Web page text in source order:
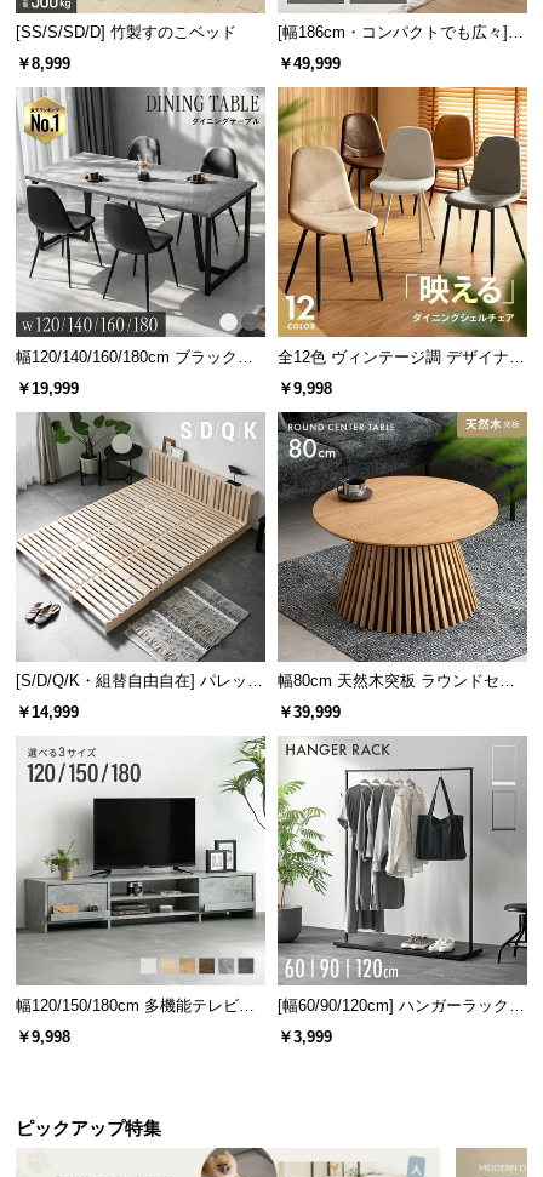
[SS/S/SD/D] 竹製すのこベッド
￥8,999
[幅186cm・コンパクトでも広々] 3
人掛けソファベッド リクライニン
￥49,999
幅120/140/160/180cm ブラックフ
レーム ダイニング 大理石調 4人掛
￥19,999
全12色 ヴィンテージ調 デザイナー
ズシェルチェア
￥9,998
[S/D/Q/K・組替自由自在] パレット
ベッド 8/12/16枚セット
￥14,999
幅80cm 天然木突板 ラウンドセン
ターテーブル 美しい格子デザイン
￥39,999
幅120/150/180cm 多機能テレビボ
ード 木目/石目調 オープン収納・
引き出し収納付き
￥9,998
[幅60/90/120cm] ハンガーラック
スチール 4段階高さ調節 サイドフ
ック オープンラック シンプル
￥3,999
ピックアップ特集